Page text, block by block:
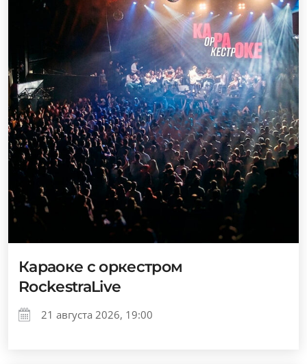
Караоке с оркестром
RockestraLive
21 августа 2026, 19:00